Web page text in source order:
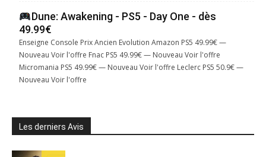
Dune: Awakening - PS5 - Day One - dès
49.99€
Enseigne Console Prix Ancien Evolution Amazon PS5 49.99€ —
Nouveau Voir l'offre Fnac PS5 49.99€ — Nouveau Voir l'offre
Micromania PS5 49.99€ — Nouveau Voir l'offre Leclerc PS5 50.9€ —
Nouveau Voir l'offre
Les derniers Avis